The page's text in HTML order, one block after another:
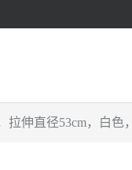
拉伸直径53cm，白色